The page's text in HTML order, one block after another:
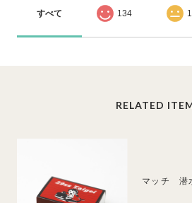
すべて 134 1
RELATED
マッチ 潜